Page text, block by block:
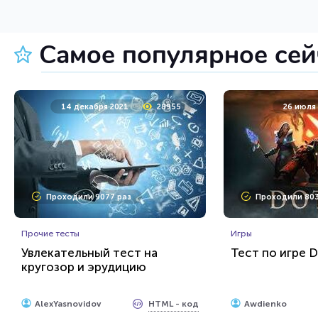
24 марта 2022 6251
Проходили 248 раз
Игры
Математика Ребусы 1 Класс
Rebus.wess
Пройти тест
24 марта
Проходили
Прочие тесты
Насколько
«Реал
Самое популярное
14 декабря 2021 28955
Проходили 9077 раз
Прочие тесты
Увлекательный тест на
кругозор и эрудицию
AlexYasnovidov HTML - код
26 июля
Проходили
Игры
Тест по игре
Awdienko